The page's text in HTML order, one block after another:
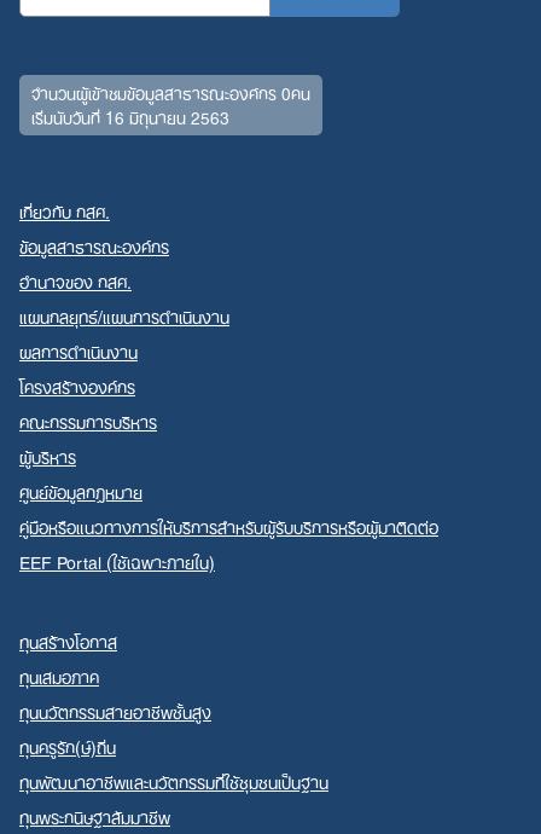
จำนวนผู้เข้าชมข้อมูลสาธารณะองค์กร 0คน
เริ่มนับวันที่ 16 มิถุนายน 2563
เกี่ยวกับ กสศ.
ข้อมูลสาธารณะองค์กร
อำนาจของ กสศ.
แผนกลยุทธ์/แผนการดำเนินงาน
ผลการดำเนินงาน
โครงสร้างองค์กร
คณะกรรมการบริหาร
ผู้บริหาร
ศูนย์ข้อมูลกฎหมาย
คู่มือหรือแนวทางการให้บริการสำหรับผู้รับบริการหรือผู้มาติดต่อ
EEF Portal (ใช้เฉพาะภายใน)
ทุนสร้างโอกาส
ทุนเสมอภาค
ทุนนวัตกรรมสายอาชีพชั้นสูง
ทุนครูรัก(ษ์)ถิ่น
ทุนพัฒนาอาชีพและนวัตกรรมที่ใช้ชุมชนเป็นฐาน
ทุนพระกนิษฐาสัมมาชีพ